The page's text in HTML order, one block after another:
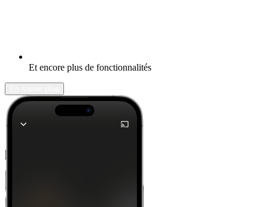
Et encore plus de fonctionnalités